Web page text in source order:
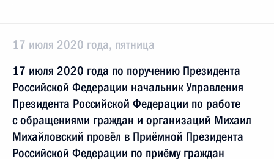
17 июля 2020 года, пятница
17 июля 2020 года по поручению Президента
Российской Федерации начальник Управления
Президента Российской Федерации по работе
с обращениями граждан и организаций Михаил
Михайловский провёл в Приёмной Президента
Российской Федерации по приёму граждан